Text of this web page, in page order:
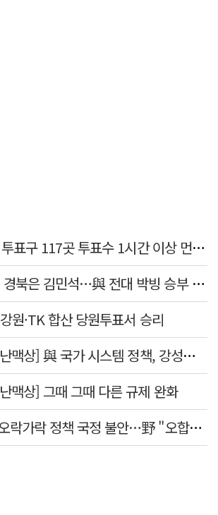
"대선·총선·지선 투표구 117곳 투표수 1시간 이상 먼저 입력"
대구에선 정청래 경북은 김민석…與 전대 박빙 승부 이어간다
원·TK 합산 당원투표서 승리
[여권 국정 운영 난맥상] 與 국가 시스템 정책, 강성층 결집에 의존
맥상] 그때 그때 다른 규제 완화
지지층만 보나? 오락가락 정책 국정 불안…野 "오합지졸"